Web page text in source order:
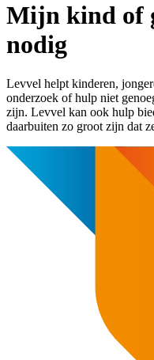
Mijn kind of
nodig
Levvel helpt kinderen,
onderzoek of hulp niet
zijn. Levvel kan ook hulp
daarbuiten zo groot zijn dat